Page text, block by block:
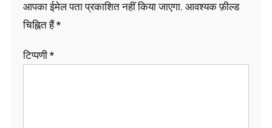
आपका ईमेल पता प्रकाशित नहीं किया जाएगा. आवश्यक फ़ील्ड
चिह्नित हैं*
टिप्पणी *